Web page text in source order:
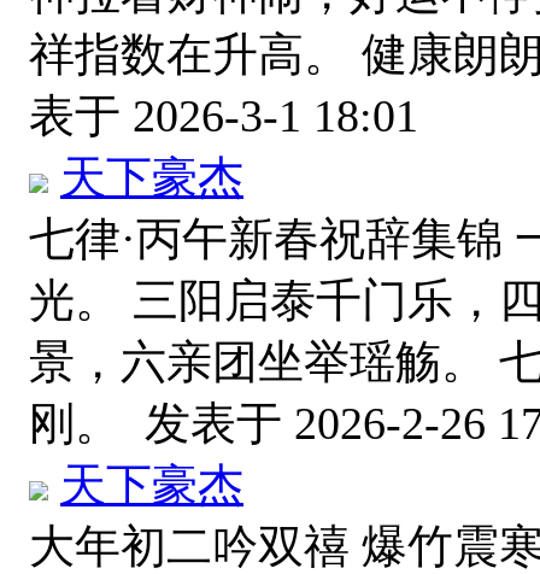
祥指数在升高。 健康朗
表于 2026-3-1 18:01
天下豪杰
七律·丙午新春祝辞集锦
光。 三阳启泰千门乐，
景，六亲团坐举瑶觞。
刚。 发表于 2026-2-26
天下豪杰
大年初二吟双禧 爆竹震